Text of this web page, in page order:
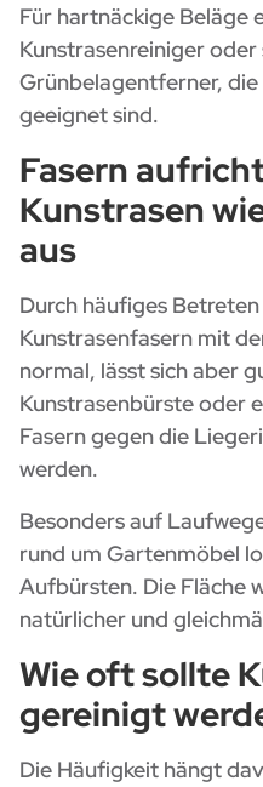
Für hartnäckige Beläge
Kunstrasenreiniger
Grünbelagentferner,
geeignet sind.
Fasern
Kunstrasen
aus
Durch häufiges
Kunstrasenfasern mit
normal, lässt sich aber
Kunstrasenbürste oder
Fasern gegen die
werden.
Besonders auf
rund um Gartenmöbel
Aufbürsten. Die Fläche
natürlicher und
Wie oft sollte
gereinigt
Die Häufigkeit hängt